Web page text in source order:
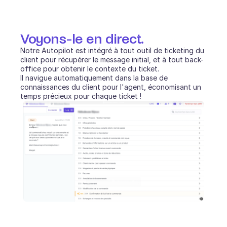
Voyons-le en direct.
Notre Autopilot est intégré à tout outil de ticketing du
client pour récupérer le message initial, et à tout back-
office pour obtenir le contexte du ticket.
Il navigue automatiquement dans la base de
connaissances du client pour l'agent, économisant un
temps précieux pour chaque ticket !